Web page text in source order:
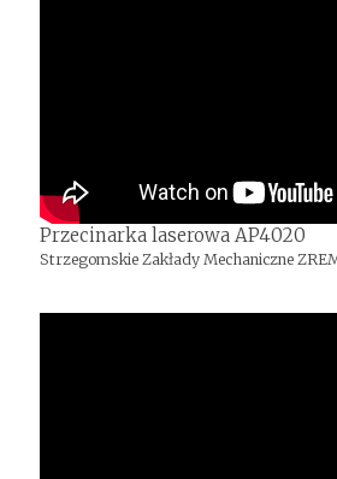
Przecinarka laserowa AP4020
Strzegomskie Zakłady Mechaniczne